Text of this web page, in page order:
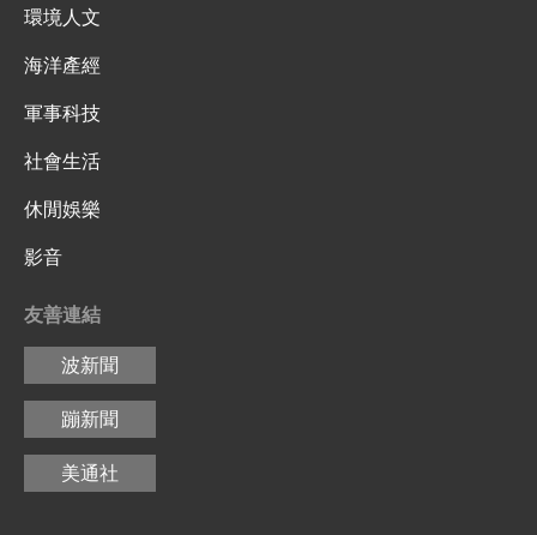
環境人文
海洋產經
軍事科技
社會生活
休閒娛樂
影音
友善連結
波新聞
蹦新聞
美通社